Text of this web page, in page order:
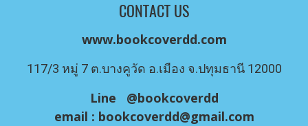
CONTACT US
www.bookcoverdd.com
117/3 หมู่ 7 ต.บางคูวัด อ.เมือง จ.ปทุมธานี 12000
Line @bookcoverdd
email : bookcoverdd@gmail.com